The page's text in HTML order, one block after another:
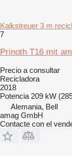
Kalkstreuer 3 m
7
Prinoth T16 mit
Precio a consultar
Recicladora
2018
Potencia 209 kW
Alemania, Bell
amag GmbH
Contacte con el